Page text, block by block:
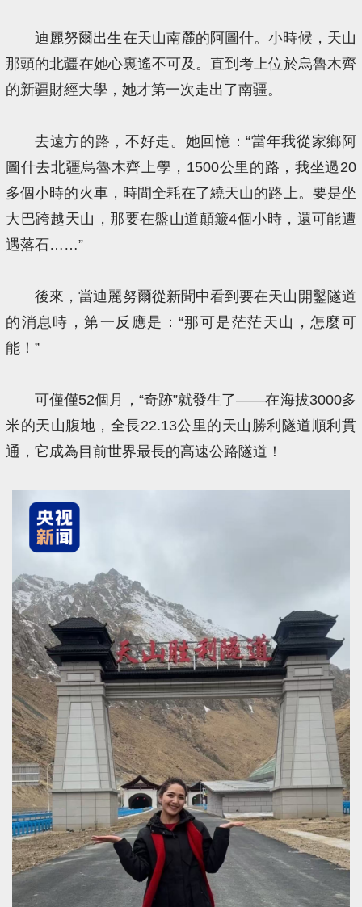
迪麗努爾出生在天山南麓的阿圖什。小時候，天山
那頭的北疆在她心裏遙不可及。直到考上位於烏魯木齊
的新疆財經大學，她才第一次走出了南疆。
去遠方的路，不好走。她回憶：“當年我從家鄉阿
圖什去北疆烏魯木齊上學，1500公里的路，我坐過20
多個小時的火車，時間全耗在了繞天山的路上。要是坐
大巴跨越天山，那要在盤山道顛簸4個小時，還可能遭
遇落石……”
後來，當迪麗努爾從新聞中看到要在天山開鑿隧道
的消息時，第一反應是：“那可是茫茫天山，怎麼可
能！”
可僅僅52個月，“奇跡”就發生了——在海拔3000多
米的天山腹地，全長22.13公里的天山勝利隧道順利貫
通，它成為目前世界最長的高速公路隧道！